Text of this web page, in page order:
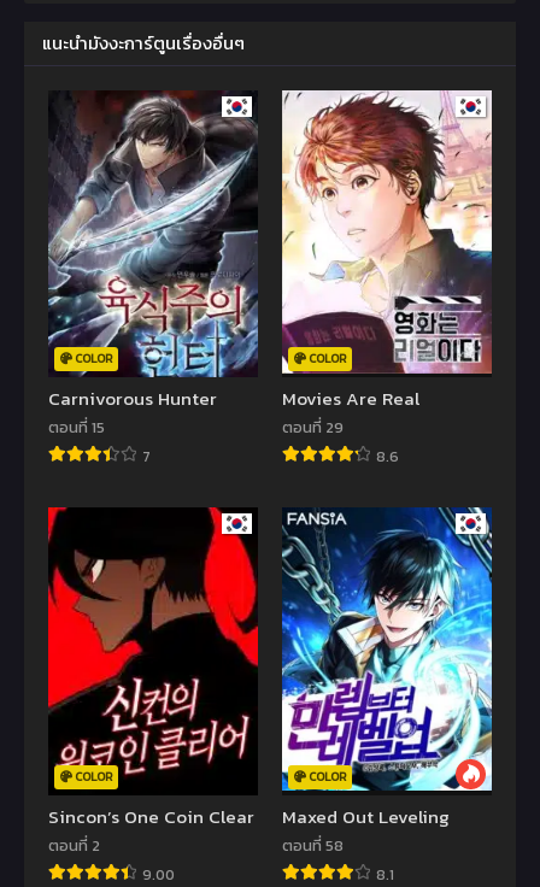
แนะนำมังงะการ์ตูนเรื่องอื่นๆ
COLOR
Carnivorous Hunter
ตอนที่ 15
7
COLOR
Movies Are Real
ตอนที่ 29
8.6
COLOR
Sincon’s One Coin Clear
ตอนที่ 2
9.00
COLOR
Maxed Out Leveling
ตอนที่ 58
8.1